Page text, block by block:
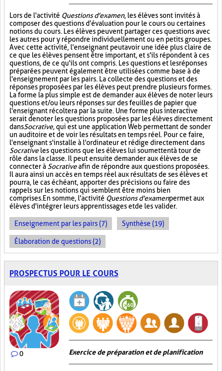
Lors de l'activité Questions d'examen, les élèves sont invités à
composer des questions d'évaluation pour le cours ou certaines
notions du cours. Les élèves peuvent partager ces questions avec
les autres pour y répondre individuellement ou en petits groupes.
Avec cette activité, l'enseignant peut avoir une idée plus claire de
ce que les élèves pensent être important, et s'ils répondent à ces
questions, de ce qu'ils ont compris. Les questions et les réponses
préparées peuvent également être utilisées comme base à de
l'enseignement par les pairs. La collecte des questions et des
réponses proposées par les élèves peut prendre plusieurs formes.
La forme la plus simple est de demander aux élèves de noter leurs
questions et/ou leurs réponses sur des feuilles de papier que
l'enseignant récoltera par la suite. Une forme plus interactive
serait de noter les questions proposées par les élèves directement
dansSocrative, qui est une application Web permettant de sonder
un auditoire et de voir les résultats en temps réel. Pour ce faire,
l'enseignant s'installe à l'ordinateur et rédige directement dans
Socrativeles questions que les élèves lui soumettent à tour de
rôle dans la classe. Il peut ensuite demander aux élèves de se
connecter à Socrativeafin de répondre aux questions proposées.
Il aura ainsi un accès en temps réel aux résultats de ses élèves et
pourra, le cas échéant, apporter des précisions ou faire des
rappels sur les notions qui semblent être moins bien
comprises. En somme, l'activité Questions d'examenpermet aux
élèves d'intégrer leurs apprentissages et de les valider.
Enseignement par les pairs (7) Synthèse (19)
Élaboration de questions (2)
PROSPECTUS POUR LE COURS
0 Exercice de préparation et de planification